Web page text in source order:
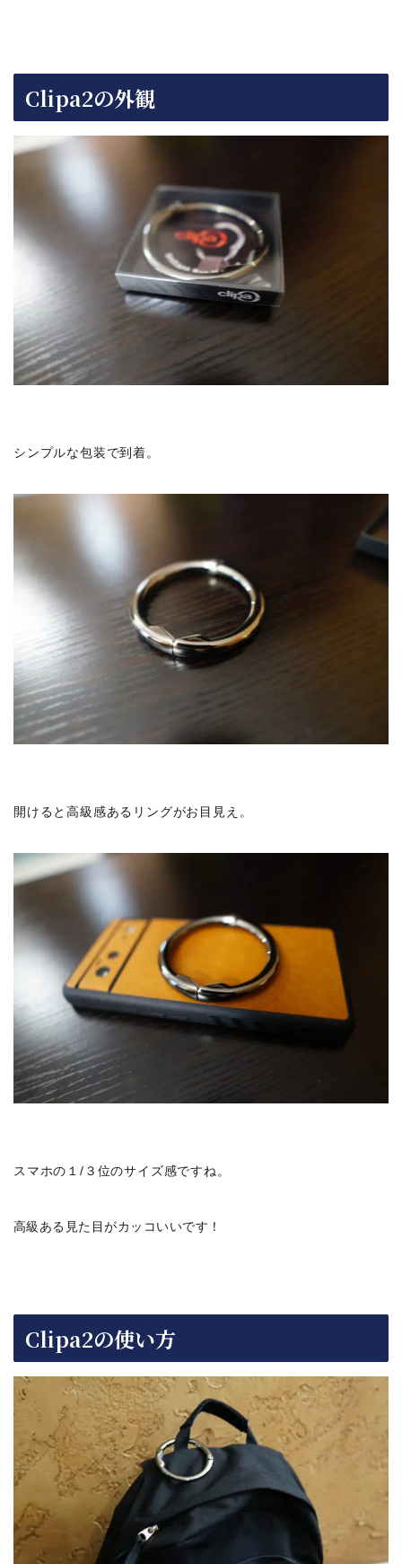
Clipa2の外観
シンプルな包装で到着。
開けると高級感あるリングがお目見え。
スマホの１/３位のサイズ感ですね。
高級ある見た目がカッコいいです！
Clipa2の使い方